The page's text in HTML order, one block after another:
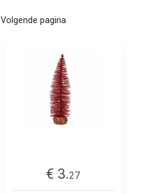
Volgende pagina
€ 3.27